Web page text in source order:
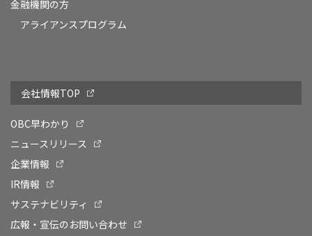
金融機関の方
アライアンスプログラム
会社情報TOP
OBC早わかり
ニュースリリース
企業情報
IR情報
サステナビリティ
広報・宣伝のお問い合わせ